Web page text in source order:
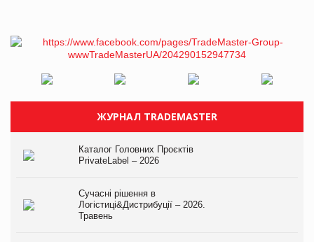
ЖУРНАЛ TRADEMASTER
Каталог Головних Проєктів
PrivateLabel – 2026
Сучасні рішення в
Логістиці&Дистрибуції – 2026.
Травень